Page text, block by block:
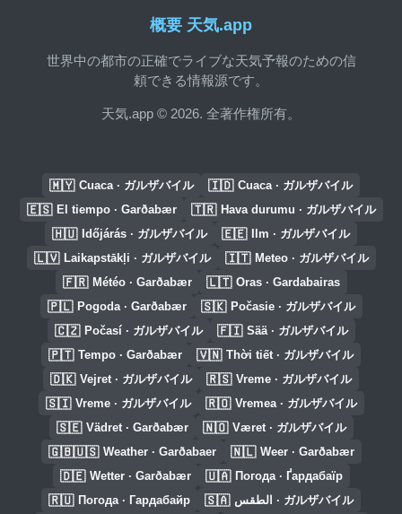
概要 天気.app
世界中の都市の正確でライブな天気予報のための信
頼できる情報源です。
天気.app © 2026. 全著作権所有。
🇲🇾 Cuaca · ガルザバイル 🇮🇩 Cuaca · ガルザバイル
🇪🇸 El tiempo · Garðabær 🇹🇷 Hava durumu · ガルザバイル
🇭🇺 Időjárás · ガルザバイル 🇪🇪 Ilm · ガルザバイル
🇱🇻 Laikapstākļi · ガルザバイル 🇮🇹 Meteo · ガルザバイル
🇫🇷 Météo · Garðabær 🇱🇹 Oras · Gardabairas
🇵🇱 Pogoda · Garðabær 🇸🇰 Počasie · ガルザバイル
🇨🇿 Počasí · ガルザバイル 🇫🇮 Sää · ガルザバイル
🇵🇹 Tempo · Garðabær 🇻🇳 Thời tiết · ガルザバイル
🇩🇰 Vejret · ガルザバイル 🇷🇸 Vreme · ガルザバイル
🇸🇮 Vreme · ガルザバイル 🇷🇴 Vremea · ガルザバイル
🇸🇪 Vädret · Garðabær 🇳🇴 Været · ガルザバイル
🇬🇧🇺🇸 Weather · Garðabaer 🇳🇱 Weer · Garðabær
🇩🇪 Wetter · Garðabær 🇺🇦 Погода · Ґардабаїр
🇷🇺 Погода · Гардабайр 🇸🇦 الطقس · ガルザバイル